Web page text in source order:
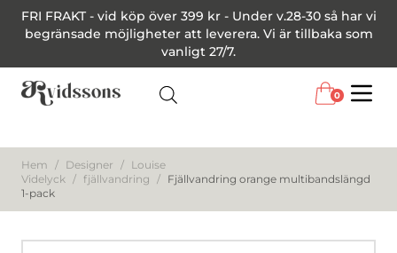
FRI FRAKT - vid köp över 399 kr - Under v.28-30 så har vi
begränsade möjligheter att leverera. Vi är tillbaka som
vanligt 27/7.
0
Hem / Designer / Louise
Videlyck / fjällvandring / Fjällvandring orange multibandslängd
1-pack